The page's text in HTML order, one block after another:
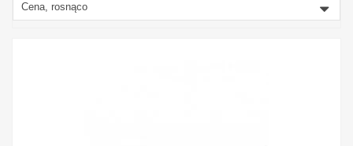
Cena, rosnąco